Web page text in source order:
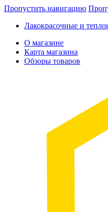
Пропустить навигацию
Лакокрасочные и
О магазине
Карта магазина
Обзоры товаров